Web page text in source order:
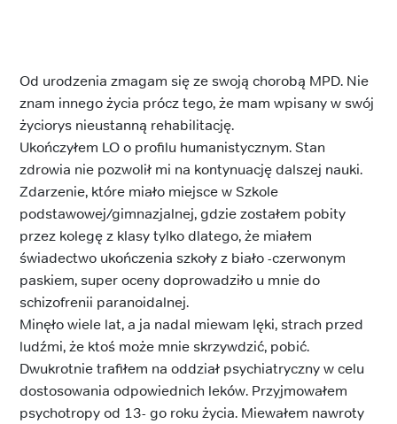
Od urodzenia zmagam się ze swoją chorobą MPD. Nie
znam innego życia prócz tego, że mam wpisany w swój
życiorys nieustanną rehabilitację.
Ukończyłem LO o profilu humanistycznym. Stan
zdrowia nie pozwolił mi na kontynuację dalszej nauki.
Zdarzenie, które miało miejsce w Szkole
podstawowej/gimnazjalnej, gdzie zostałem pobity
przez kolegę z klasy tylko dlatego, że miałem
świadectwo ukończenia szkoły z biało -czerwonym
paskiem, super oceny doprowadziło u mnie do
schizofrenii paranoidalnej.
Minęło wiele lat, a ja nadal miewam lęki, strach przed
ludźmi, że ktoś może mnie skrzywdzić, pobić.
Dwukrotnie trafiłem na oddział psychiatryczny w celu
dostosowania odpowiednich leków. Przyjmowałem
psychotropy od 13- go roku życia. Miewałem nawroty